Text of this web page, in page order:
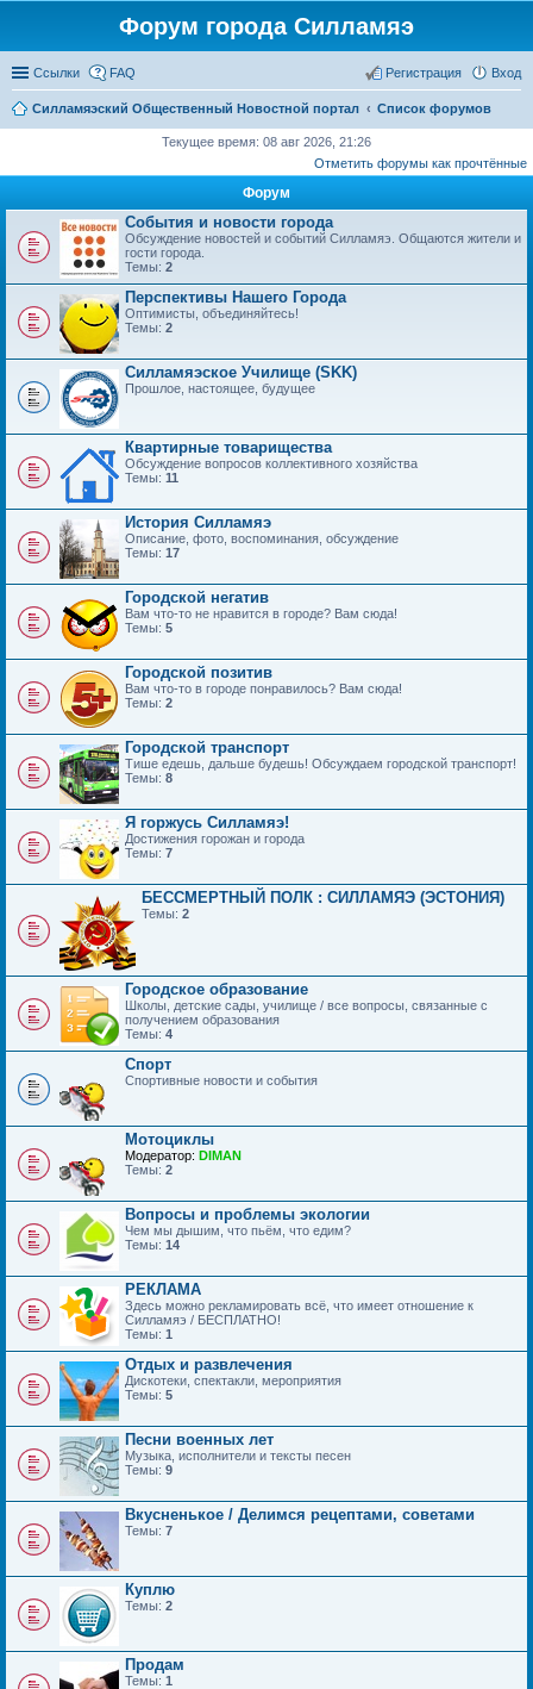
Форум города Силламяэ
Ссылки FAQ Вход
Регистрация
Силламяэский Общественный Новостной портал Список форумов
Текущее время: 08 авг 2026, 21:26
Отметить форумы как прочтённые
Форум
События и новости города
Обсуждение новостей и событий Силламяэ. Общаются жители и
гости города.
Темы: 2
Перспективы Нашего Города
Оптимисты, объединяйтесь!
Темы: 2
Силламяэское Училище (SKK)
Прошлое, настоящее, будущее
Квартирные товарищества
Обсуждение вопросов коллективного хозяйства
Темы: 11
История Силламяэ
Описание, фото, воспоминания, обсуждение
Темы: 17
Городской негатив
Вам что-то не нравится в городе? Вам сюда!
Темы: 5
Городской позитив
Вам что-то в городе понравилось? Вам сюда!
Темы: 2
Городской транспорт
Тише едешь, дальше будешь! Обсуждаем городской транспорт!
Темы: 8
Я горжусь Силламяэ!
Достижения горожан и города
Темы: 7
БЕССМЕРТНЫЙ ПОЛК : СИЛЛАМЯЭ (ЭСТОНИЯ)
Темы: 2
Городское образование
Школы, детские сады, училище / все вопросы, связанные с
получением образования
Темы: 4
Спорт
Спортивные новости и события
Мотоциклы
Модератор: DIMAN
Темы: 2
Вопросы и проблемы экологии
Чем мы дышим, что пьём, что едим?
Темы: 14
РЕКЛАМА
Здесь можно рекламировать всё, что имеет отношение к
Силламяэ / БЕСПЛАТНО!
Темы: 1
Отдых и развлечения
Дискотеки, спектакли, мероприятия
Темы: 5
Песни военных лет
Музыка, исполнители и тексты песен
Темы: 9
Вкусненькое / Делимся рецептами, советами
Темы: 7
Куплю
Темы: 2
Продам
Темы: 1